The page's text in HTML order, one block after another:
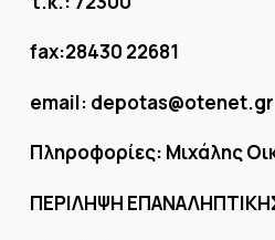
fax:28430 22681
email: depotas@otenet.gr
Πληροφορίες: Μιχάλης
ΠΕΡΙΛΗΨΗ